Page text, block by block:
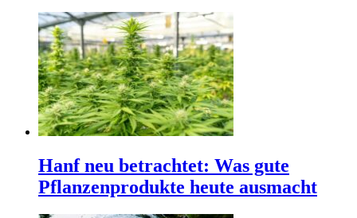
Hanf neu betrachtet: Was gute
Pflanzenprodukte heute ausmacht